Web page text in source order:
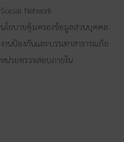
Social Network
นโยบายคุ้มครองข้อมูลส่วนบุคคล
งานป้องกันและบรรเทาสาธารณภัย
หน่วยตรวจสอบภายใน